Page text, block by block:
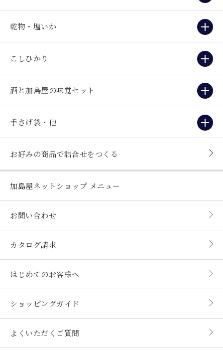
乾物・塩いか
こしひかり
酒と加島屋の味覚セット
手さげ袋・他
お好みの商品で詰合せをつくる
加島屋ネットショップ メニュー
お問い合わせ
カタログ請求
はじめてのお客様へ
ショッピングガイド
よくいただくご質問